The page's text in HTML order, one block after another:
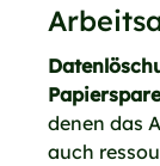
denen das
auch